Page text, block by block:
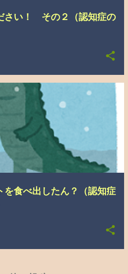
い！ その２（認知症の
を食べ出したん？（認知症